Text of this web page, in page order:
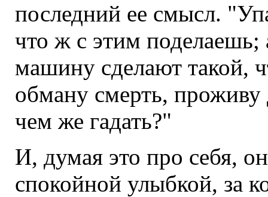
последний ее смысл.
что ж с этим
машину сделают такой,
обману смерть, проживу
чем же гадать?"
И, думая это про себя,
спокойной улыбкой, за